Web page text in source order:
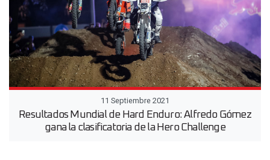
11 Septiembre 2021
Resultados Mundial de Hard Enduro: Alfredo Gómez
gana la clasificatoria de la Hero Challenge